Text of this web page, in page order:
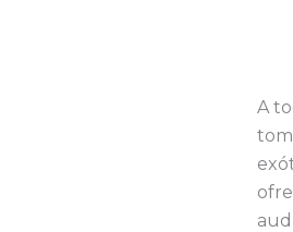
A